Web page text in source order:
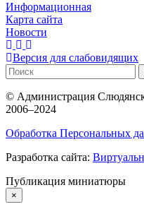
Информационная
Карта сайта
Новости
Версия для слабовидящих
© Администрация
2006–2024
Обработка Персональных
Разработка сайта:
Публикация миниатюры
×